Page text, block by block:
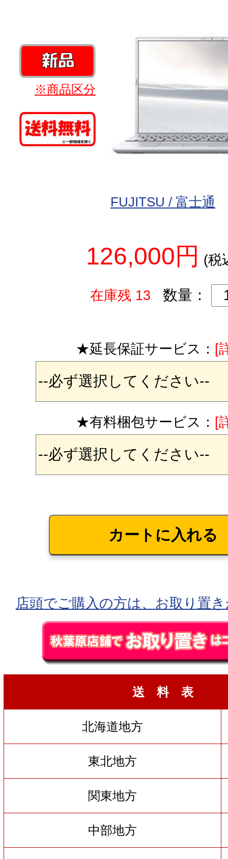
※商品区分
FUJITSU / 富士通
126,000円 (税
在庫残 13 数量：
★延長保証サービス： [
★有料梱包サービス： [
店頭でご購入の方は、お取り置
送 料 表
北海道地方
東北地方
関東地方
中部地方